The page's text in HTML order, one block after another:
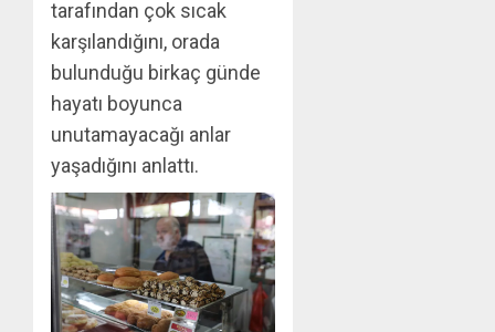
tarafından çok sıcak
karşılandığını, orada
bulunduğu birkaç günde
hayatı boyunca
unutamayacağı anlar
yaşadığını anlattı.